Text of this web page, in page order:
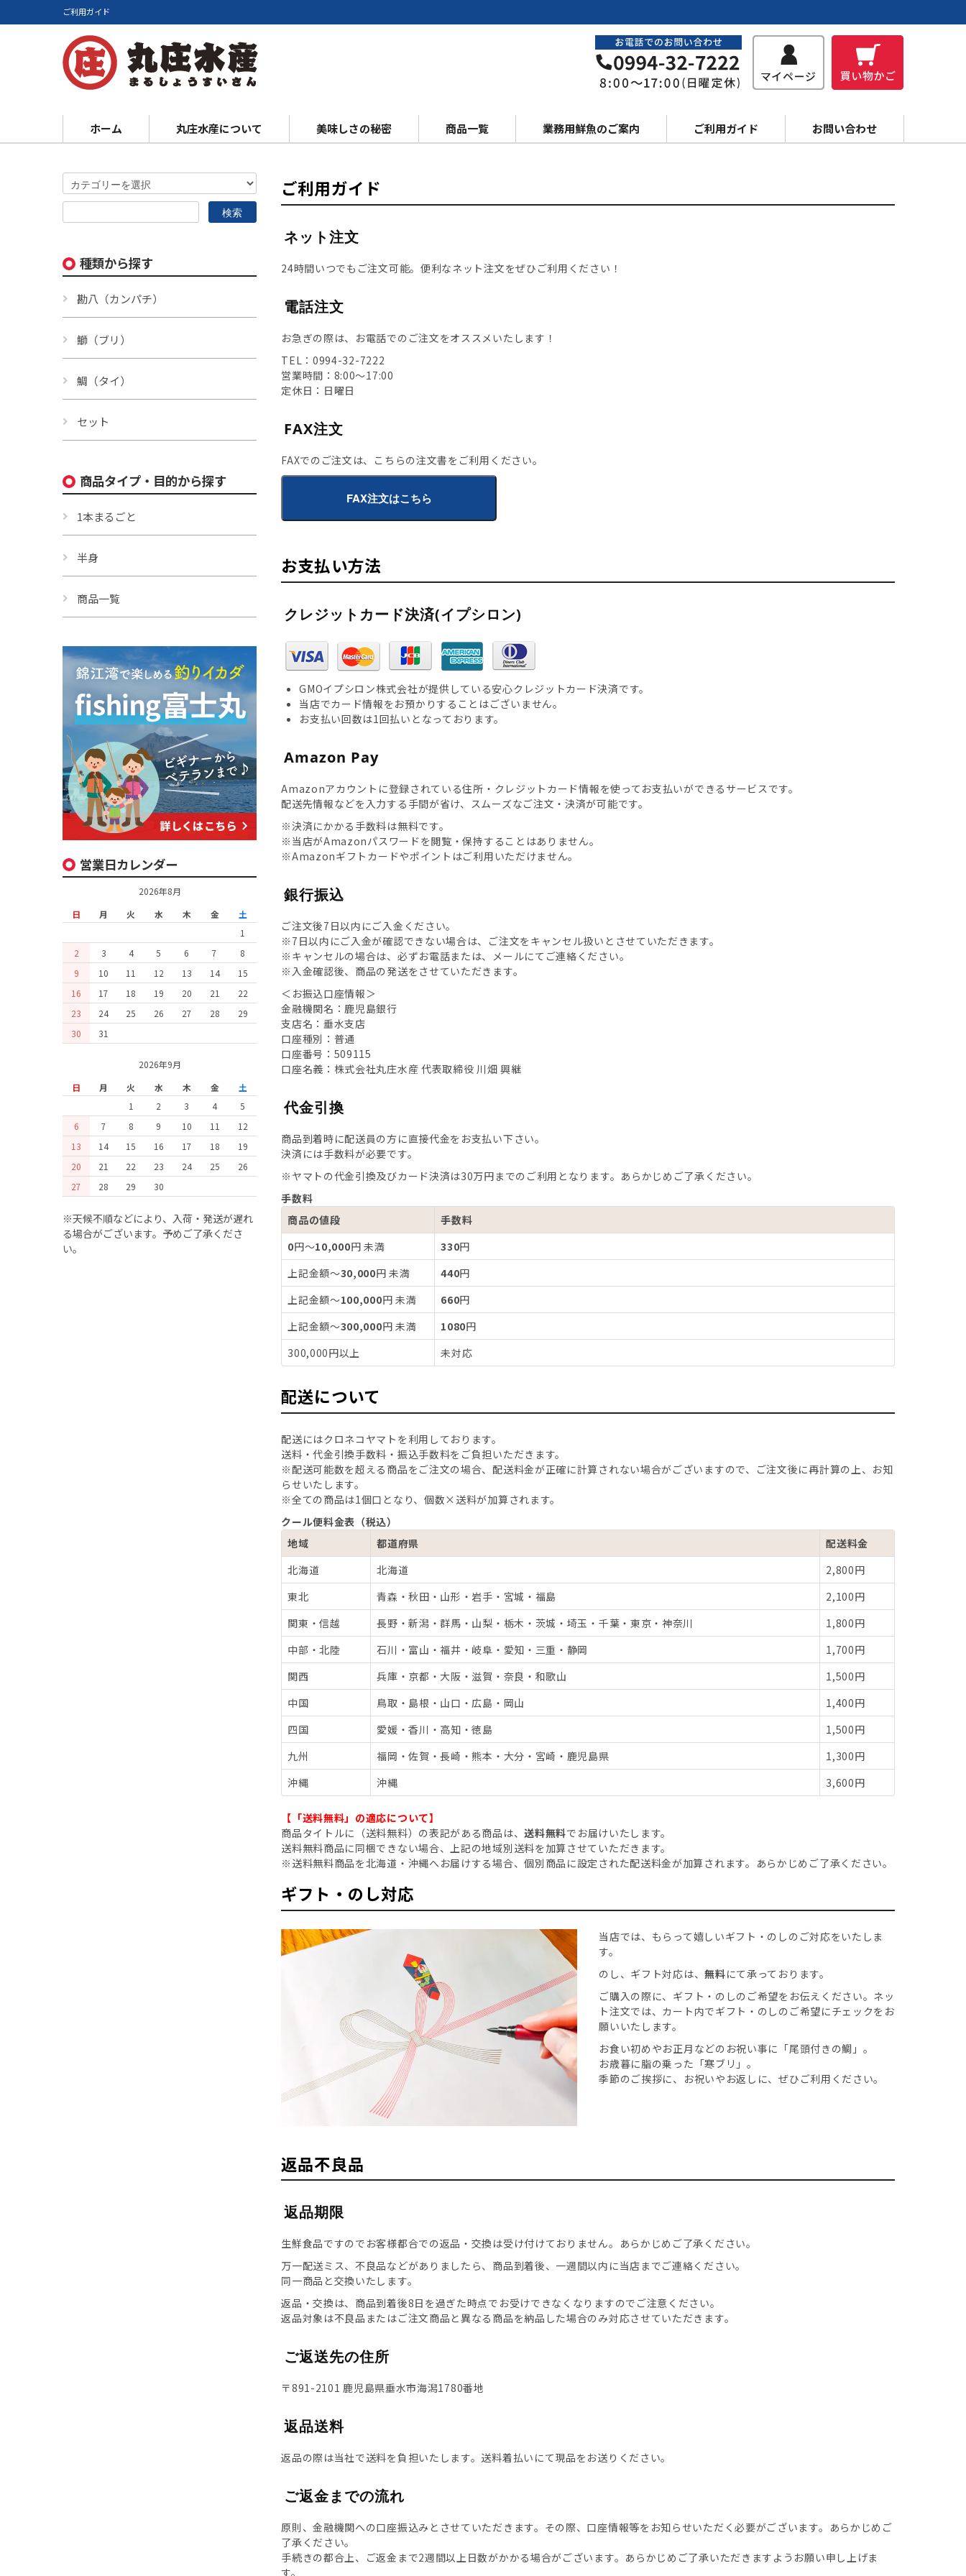
ご利用ガイド
ホーム 丸庄水産について 美味しさの秘密 商品一覧 業務用鮮魚のご案内 ご利用ガイド お問い合わせ
ご利用ガイド
ネット注文
24時間いつでもご注文可能。便利なネット注文をぜひご利用ください！
電話注文
お急ぎの際は、お電話でのご注文をオススメいたします！
TEL：0994-32-7222
営業時間：8:00～17:00
定休日：日曜日
FAX注文
FAXでのご注文は、こちらの注文書をご利用ください。
FAX注文はこちら
お支払い方法
クレジットカード決済(イプシロン)
GMOイプシロン株式会社が提供している安心クレジットカード決済です。
当店でカード情報をお預かりすることはございません。
お支払い回数は1回払いとなっております。
Amazon Pay
Amazonアカウントに登録されている住所・クレジットカード情報を使ってお支払いができるサービスです。
配送先情報などを入力する手間が省け、スムーズなご注文・決済が可能です。
※決済にかかる手数料は無料です。
※当店がAmazonパスワードを閲覧・保持することはありません。
※Amazonギフトカードやポイントはご利用いただけません。
銀行振込
ご注文後7日以内にご入金ください。
※7日以内にご入金が確認できない場合は、ご注文をキャンセル扱いとさせていただきます。
※キャンセルの場合は、必ずお電話または、
メールにてご連絡ください。
※入金確認後、商品の発送をさせていただきます。
＜お振込口座情報＞
金融機関名：鹿児島銀行
支店名：垂水支店
口座種別：普通
口座番号：509115
口座名義：株式会社丸庄水産 代表取締役 川畑 興継
代金引換
商品到着時に配送員の方に直接代金をお支払い下さい。
決済には手数料が必要です。
※ヤマトの代金引換及びカード決済は30万円までのご利用となります。あらかじめご了承ください。
手数料
商品の値段
手数料
0円～10,000円 未満 330円
上記金額～30,000円 未満 440円
上記金額～100,000円 未満 660円
上記金額～300,000円 未満 1080円
300,000円以上
未対応
配送について
配送にはクロネコヤマトを利用しております。
送料・代金引換手数料・振込手数料をご負担いただきます。
※配送可能数を超える商品をご注文の場合、配送料金が正確に計算されない場合がございますので、ご注文後に再計算の上、お知
らせいたします。
※全ての商品は1個口となり、個数×送料が加算されます。
クール便料金表（税込）
地域
都道府県
配送料金
北海道
北海道
2,800円
東北
青森・秋田・山形・岩手・宮城・福島
2,100円
関東・信越
長野・新潟・群馬・山梨・栃木・茨城・埼玉・千葉・東京・神奈川
1,800円
中部・北陸
石川・富山・福井・岐阜・愛知・三重・静岡
1,700円
関西
兵庫・京都・大阪・滋賀・奈良・和歌山
1,500円
中国
鳥取・島根・山口・広島・岡山
1,400円
四国
愛媛・香川・高知・徳島
1,500円
九州
福岡・佐賀・長崎・熊本・大分・宮崎・鹿児島県
1,300円
沖縄
沖縄 3,600円
【「送料無料」の適応について】
商品タイトルに（送料無料）の表記がある商品は、送料無料でお届けいたします。
送料無料商品に同梱できない場合、上記の地域別送料を加算させていただきます。
※送料無料商品を北海道・沖縄へお届けする場合、個別商品に設定された配送料金が加算されます。あらかじめご了承ください。
ギフト・のし対応
当店では、もらって嬉しいギフト・のしのご対応をいたしま
す。
のし、ギフト対応は、無料にて承っております。
ご購入の際に、ギフト・のしのご希望をお伝えください。ネッ
ト注文では、カート内でギフト・のしのご希望にチェックをお
願いいたします。
お食い初めやお正月などのお祝い事に「尾頭付きの鯛」。
お歳暮に脂の乗った「寒ブリ」。
季節のご挨拶に、お祝いやお返しに、ぜひご利用ください。
返品不良品
返品期限
生鮮食品ですのでお客様都合での返品・交換は受け付けておりません。あらかじめご了承ください。
万一配送ミス、不良品などがありましたら、商品到着後、一週間以内に当店までご連絡ください。
同一商品と交換いたします。
返品・交換は、商品到着後8日を過ぎた時点でお受けできなくなりますのでご注意ください。
返品対象は不良品またはご注文商品と異なる商品を納品した場合のみ対応させていただきます。
ご返送先の住所
〒891-2101 鹿児島県垂水市海潟1780番地
返品送料
返品の際は当社で送料を負担いたします。送料着払いにて現品をお送りください。
ご返金までの流れ
原則、金融機関への口座振込みとさせていただきます。その際、口座情報等をお知らせいただく必要がございます。あらかじめご
了承ください。
手続きの都合上、ご返金まで2週間以上日数がかかる場合がございます。あらかじめご了承いただきますようお願い申し上げま
す。
種類から探す
勘八（カンパチ）
鰤（ブリ）
鯛（タイ）
セット
商品タイプ・目的から探す
1本まるごと
半身
商品一覧
営業日カレンダー
2026年8月
日
月 火 水 木 金
土
1
2
3 4 5 6 7
8
9
10 11 12 13 14
15
16
17 18 19 20 21
22
23
24 25 26 27 28
29
30
31
2026年9月
日
月 火 水 木 金
土
1
2 3 4
5
6
7 8 9 10 11
12
13
14 15 16 17 18
19
20
21 22 23 24 25
26
27
28 29 30
※天候不順などにより、入荷・発送が遅れ
る場合がございます。予めご了承くださ
い。